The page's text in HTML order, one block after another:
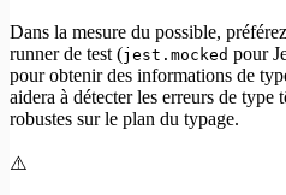
Dans la mesure du possible,
runner de test (jest.mocked pour
pour obtenir des informations de
aidera à détecter les erreurs de type
robustes sur le plan du typage.
⚠️